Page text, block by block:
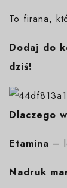
To firana,
Dodaj do
dziś!
Dlaczego
Etamina –
Nadruk